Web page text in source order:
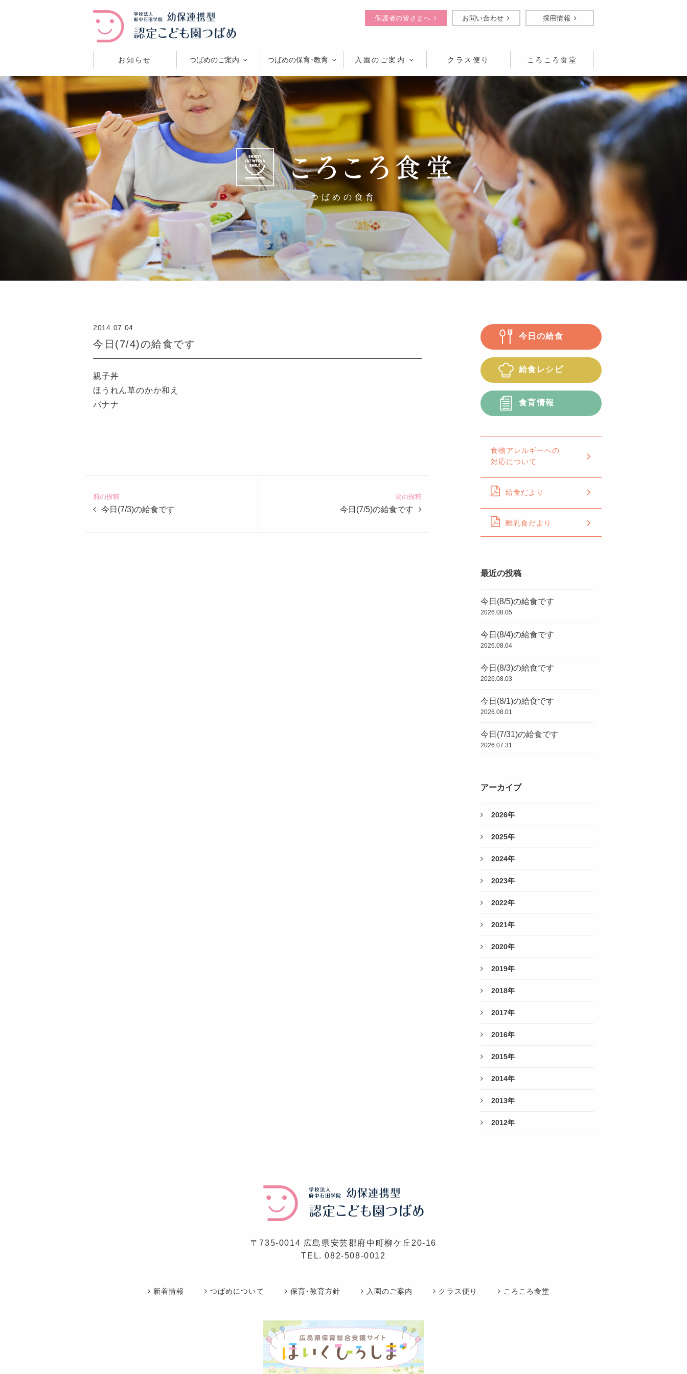
お知らせ つばめのご案内 つばめの保育･教育 入園のご案内 クラス便り ころころ食堂
保護者の皆さまへ お問い合わせ 採用情報
つばめの食育
2014.07.04
今日(7/4)の給食です
親子丼
ほうれん草のかか和え
バナナ
ど
も
前の投稿
今日(7/3)の給食です
次の投稿
今日(7/5)の給食です
今日の給食
給食レシピ
食育情報
食物アレルギーへの
対応について
給食だより
離乳食だより
最近の投稿
今日(8/5)の給食です
2026.08.05
今日(8/4)の給食です
2026.08.04
今日(8/3)の給食です
2026.08.03
今日(8/1)の給食です
2026.08.01
今日(7/31)の給食です
2026.07.31
アーカイブ
2026年
2025年
2024年
2023年
2022年
2021年
2020年
2019年
2018年
2017年
2016年
2015年
2014年
2013年
2012年
〒735-0014 広島県安芸郡府中町柳ケ丘20-16
TEL.082-508-0012
新着情報 つばめについて 保育･教育方針 入園のご案内 クラス便り ころころ食堂